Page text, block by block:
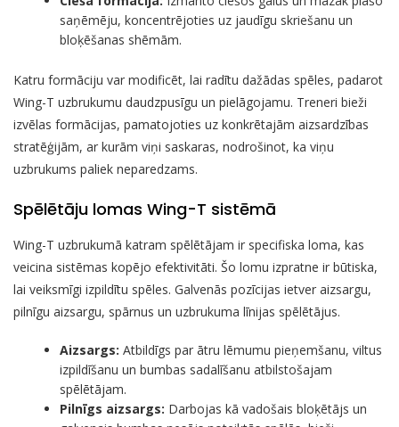
saņēmēju, koncentrējoties uz jaudīgu skriešanu un
bloķēšanas shēmām.
Katru formāciju var modificēt, lai radītu dažādas spēles, padarot
Wing-T uzbrukumu daudzpusīgu un pielāgojamu. Treneri bieži
izvēlas formācijas, pamatojoties uz konkrētajām aizsardzības
stratēģijām, ar kurām viņi saskaras, nodrošinot, ka viņu
uzbrukums paliek neparedzams.
Spēlētāju lomas Wing-T sistēmā
Wing-T uzbrukumā katram spēlētājam ir specifiska loma, kas
veicina sistēmas kopējo efektivitāti. Šo lomu izpratne ir būtiska,
lai veiksmīgi izpildītu spēles. Galvenās pozīcijas ietver aizsargu,
pilnīgu aizsargu, spārnus un uzbrukuma līnijas spēlētājus.
Aizsargs: Atbildīgs par ātru lēmumu pieņemšanu, viltus
izpildīšanu un bumbas sadalīšanu atbilstošajam
spēlētājam.
Pilnīgs aizsargs: Darbojas kā vadošais bloķētājs un